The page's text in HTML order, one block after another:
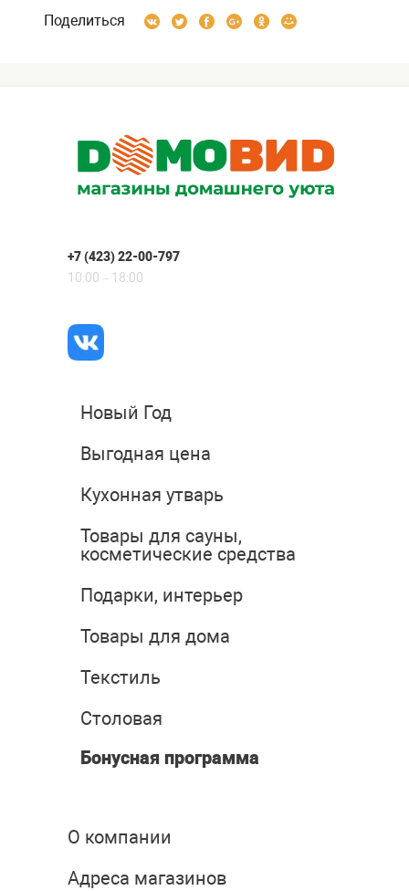
Поделиться
+7 (423) 22-00-797
10:00 – 18:00
Новый Год
Выгодная цена
Кухонная утварь
Товары для сауны,
косметические средства
Подарки, интерьер
Товары для дома
Текстиль
Столовая
Бонусная программа
О компании
Адреса магазинов